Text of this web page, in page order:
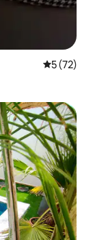
5 (72)